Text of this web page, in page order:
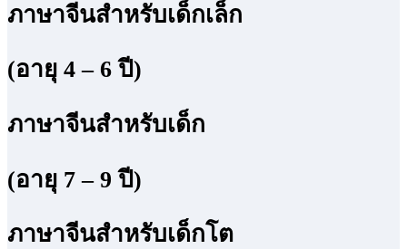
ภาษาจีนสำหรับเด็กเล็ก
(อายุ 4 – 6 ปี)
ภาษาจีนสำหรับเด็ก
(อายุ 7 – 9 ปี)
ภาษาจีนสำหรับเด็กโต